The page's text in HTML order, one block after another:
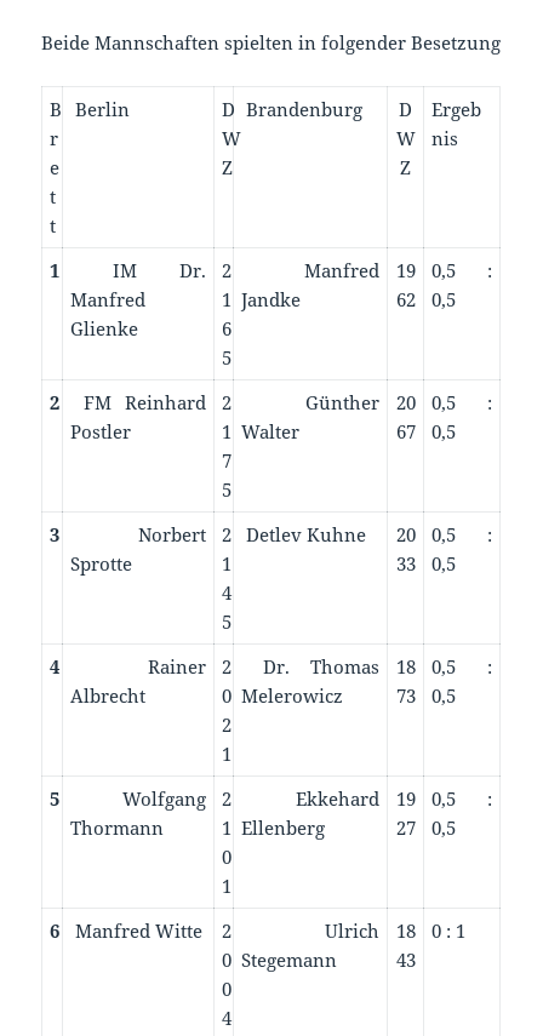
Beide Mannschaften spielten in folgender Besetzung
B
r
e
t
t
Berlin
D
W
Z
Brandenburg
D
W
Z
Ergeb
nis
1
IM Dr.
Manfred
Glienke
2
1
6
5
Manfred
Jandke
19
62
0,5 :
0,5
2
FM Reinhard
Postler
2
1
7
5
Günther
Walter
20
67
0,5 :
0,5
3
Norbert
Sprotte
2
1
4
5
Detlev Kuhne
20
33
0,5 :
0,5
4
Rainer
Albrecht
2
0
2
1
Dr. Thomas
Melerowicz
18
73
0,5 :
0,5
5
Wolfgang
Thormann
2
1
0
1
Ekkehard
Ellenberg
19
27
0,5 :
0,5
6 Manfred Witte
2
0
0
4
Ulrich
Stegemann
18
43
0 : 1